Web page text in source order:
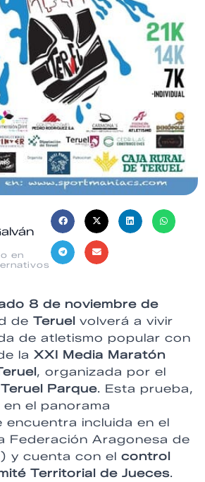
en
8 de noviembre de
de Teruel volverá a vivir
de atletismo popular con
la XXI Media Maratón
, organizada por el
Parque. Esta prueba,
el panorama
encuentra incluida en el
Federación Aragonesa de
y cuenta con el control
Territorial de Jueces.